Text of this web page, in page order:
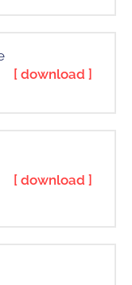
[ download ]
[ download ]